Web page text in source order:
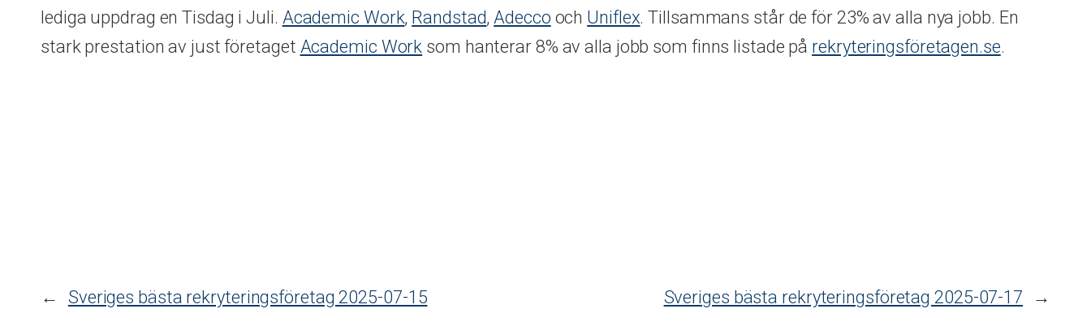
lediga uppdrag en Tisdag i Juli. Academic Work, Randstad,Adecco och Uniflex. Tillsammans står de för 23% av alla nya jobb. En
stark prestation av just företaget Academic Work som hanterar 8% av alla jobb som finns listade på rekryteringsföretagen.se.
← Sveriges bästa rekryteringsföretag 2025-07-15 Sveriges bästa rekryteringsföretag 2025-07-17 →